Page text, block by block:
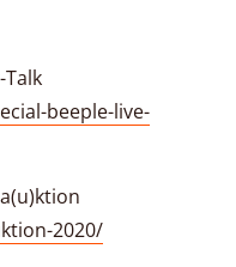
Talk
beeple-live-
2020/